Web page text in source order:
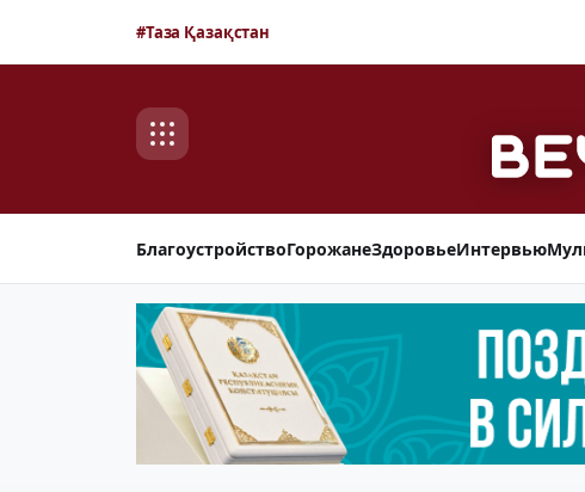
#Таза Қазақстан
БлагоустройствоГорожанеЗдоровьеИнтервью